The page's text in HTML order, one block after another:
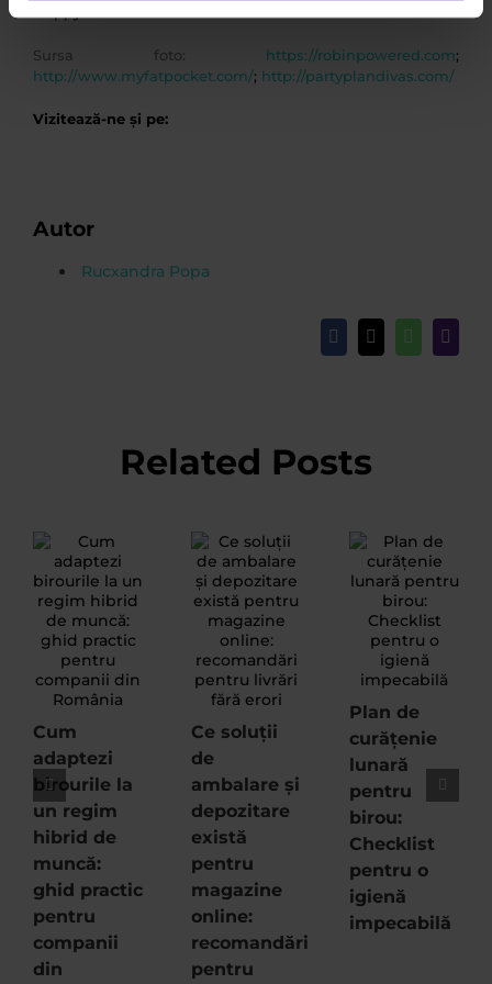
Happy Halloween!
Sursa foto: https://robinpowered.com;
http://www.myfatpocket.com/; http://partyplandivas.com/
Vizitează-ne și pe:
Autor
Rucxandra Popa
Facebook
X WhatsApp
Email
Related Posts
Cum
adaptezi
birourile la
un regim
hibrid de
muncă:
ghid practic
pentru
companii
din
Ce soluții
de
ambalare și
depozitare
există
pentru
magazine
online:
recomandări
pentru
Plan de
curățenie
lunară
pentru
birou:
Checklist
pentru o
igienă
impecabilă